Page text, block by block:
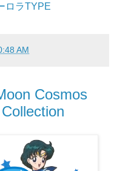
ロラTYPE
AM
Cosmos